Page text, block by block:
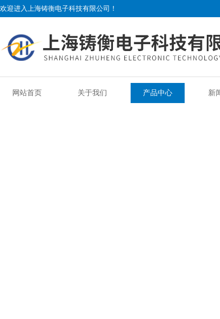
欢迎进入上海铸衡电子科技有限公司！
网站首页 关于我们 产品中心 新